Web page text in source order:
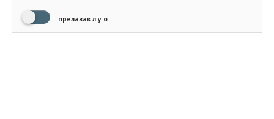
прелазак л у о